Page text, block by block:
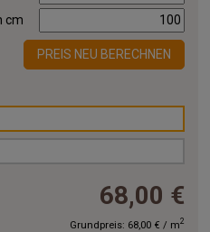
cm
PREIS NEU BERECHNEN
68,00 €
Grundpreis: 68,00 € / m2